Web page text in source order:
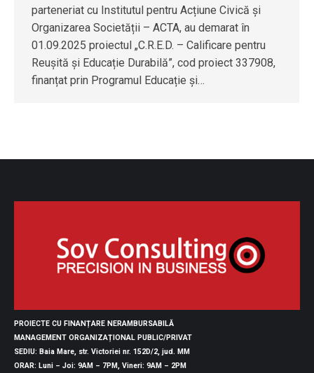
parteneriat cu Institutul pentru Acțiune Civică și
Organizarea Societății – ACTA, au demarat în
01.09.2025 proiectul „C.R.E.D. – Calificare pentru
Reușită și Educație Durabilă”, cod proiect 337908,
finanțat prin Programul Educație și…
PROIECTE CU FINANȚARE NERAMBURSABILĂ
MANAGEMENT ORGANIZAȚIONAL PUBLIC/PRIVAT
SEDIU: Baia Mare, str. Victoriei nr. 152D/2, jud. MM
ORAR: Luni – Joi: 9AM – 7PM, Vineri: 9AM – 2PM